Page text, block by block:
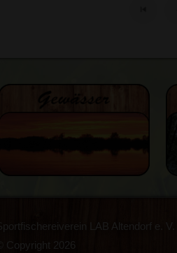
Sportfischereiverein LAB Altendorf e. V.
Copyright 2026